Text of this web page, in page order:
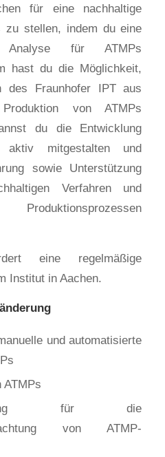
für eine nachhaltige
zu stellen, indem du eine
Analyse für ATMPs
hast du die Möglichkeit,
des Fraunhofer IPT aus
von ATMPs
du die Entwicklung
aktiv mitgestalten und
sowie Unterstützung
Verfahren und
Produktionsprozessen
eine regelmäßige
Institut in Aachen.
und automatisierte
ATMPs
für die
von ATMP-